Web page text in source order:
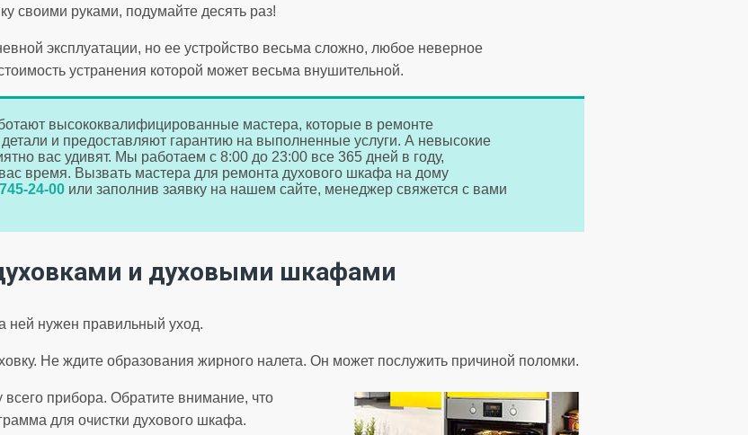
своими руками, подумайте десять раз!
эксплуатации, но ее устройство весьма сложно, любое неверное
устранения которой может весьма внушительной.
высококвалифицированные мастера, которые в ремонте
и предоставляют гарантию на выполненные услуги. А невысокие
вас удивят. Мы работаем с 8:00 до 23:00 все 365 дней в году,
время. Вызвать мастера для ремонта духового шкафа на дому
24-00 или заполнив заявку на нашем сайте, менеджер свяжется с вами
и духовыми шкафами
ней нужен правильный уход.
Не ждите образования жирного налета. Он может послужить причиной поломки.
прибора. Обратите внимание, что
для очистки духового шкафа.